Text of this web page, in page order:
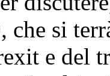
si
e del